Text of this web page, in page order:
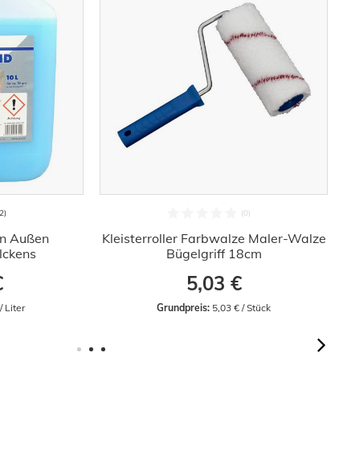
Außen
Liter
Kleisterroller Farbwalze Maler-Walze
Bügelgriff 18cm
5,03 €
Grundpreis: 5,03 € / Stück